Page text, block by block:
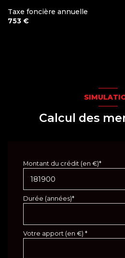
Taxe foncière annuelle
753 €
Calcul des
Montant du crédit (en €)*
Durée (années)*
Votre apport (en €) *